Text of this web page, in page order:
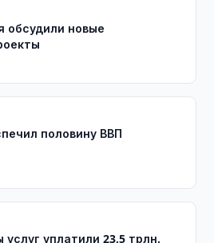
обсудили новые
половину ВВП
уплатили 23,5 трлн.